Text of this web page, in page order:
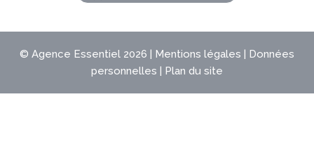
© Agence Essentiel 2026 | Mentions légales | Données
personnelles | Plan du site